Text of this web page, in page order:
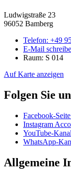
Ludwigstraße 23
96052 Bamberg
Telefon: +49
E-Mail
Raum: S 014
Auf Karte anzeigen
Folgen Sie
Facebook-
Instagram
YouTube-
WhatsApp-
Allgemeine